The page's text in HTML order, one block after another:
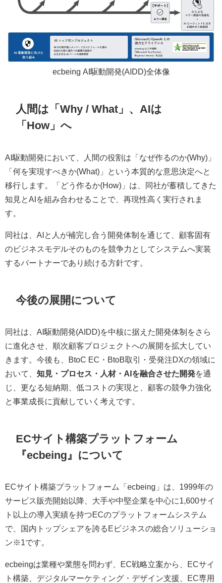
ecbeing AI駆動開発(AIDD)全体像
人間は「Why / What」、AIは
「How」へ
AI駆動開発において、人間の役割は「なぜ作るのか(Why)」
「何を実現すべきか(What)」という本質的な意思決定へと
移行します。「どう作るか(How)」は、同社が蓄積してきた
知見とAIを組み合わせることで、再現性高く実行されま
す。
同社は、AIと人が補完し合う開発体制を通じて、顧客固有
のビジネスモデルそのものを競争力としてシステムへ実装
するパートナーであり続ける方針です。
今後の展開について
同社は、AI駆動開発(AIDD)を中核に据えた開発体制をさら
に進化させ、順次顧客プロジェクトへの展開を拡大してい
きます。今後も、BtoC EC・BtoB取引・受発注DXの領域に
おいて、 知見・プロセス・人材・AIを融合させた開発を通
じ、更なる短納期、低コストの実現と、顧客の競争力強化
と事業成長に貢献していく考えです。
ECサイト構築プラットフォーム
『ecbeing』について
ECサイト構築プラットフォーム「ecbeing」は、1999年の
サービス販売開始以降、大手や中堅企業を中心に1,600サイ
ト以上の導入実績を持つECのプラットフォームシステム
で、国内トップシェアを誇るEビジネスの総合ソリューショ
ン※1です。
ecbeingは業種や業態を問わず、EC戦略立案から、ECサイ
ト構築、デジタルマーケティング・デザイン支援、EC専用